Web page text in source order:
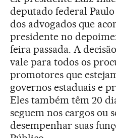
deputado federal
dos advogados que
presidente no
feira passada. A
vale para todos os
promotores que
governos estaduais e
Eles também têm 20
seguem nos cargos ou
desempenhar suas